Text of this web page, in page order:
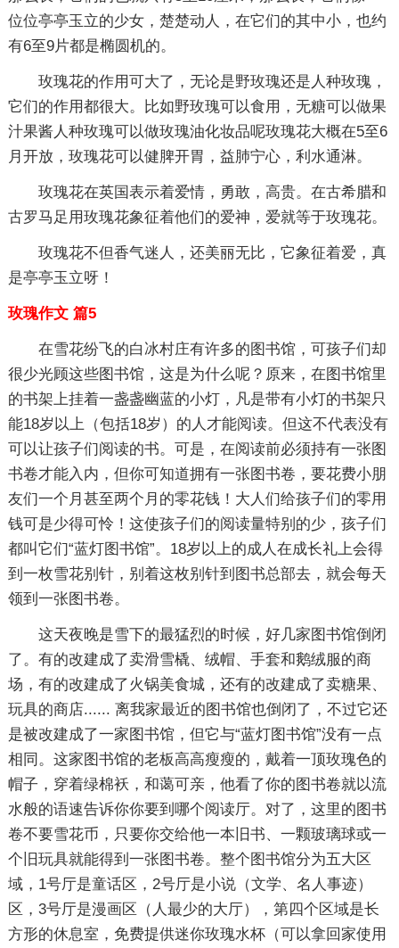
位位亭亭玉立的少女，楚楚动人，在它们的其中小，也约
有6至9片都是椭圆机的。
玫瑰花的作用可大了，无论是野玫瑰还是人种玫瑰，
它们的作用都很大。比如野玫瑰可以食用，无糖可以做果
汁果酱人种玫瑰可以做玫瑰油化妆品呢玫瑰花大概在5至6
月开放，玫瑰花可以健脾开胃，益肺宁心，利水通淋。
玫瑰花在英国表示着爱情，勇敢，高贵。在古希腊和
古罗马足用玫瑰花象征着他们的爱神，爱就等于玫瑰花。
玫瑰花不但香气迷人，还美丽无比，它象征着爱，真
是亭亭玉立呀！
玫瑰作文 篇5
在雪花纷飞的白冰村庄有许多的图书馆，可孩子们却
很少光顾这些图书馆，这是为什么呢？原来，在图书馆里
的书架上挂着一盏盏幽蓝的小灯，凡是带有小灯的书架只
能18岁以上（包括18岁）的人才能阅读。但这不代表没有
可以让孩子们阅读的书。可是，在阅读前必须持有一张图
书卷才能入内，但你可知道拥有一张图书卷，要花费小朋
友们一个月甚至两个月的零花钱！大人们给孩子们的零用
钱可是少得可怜！这使孩子们的阅读量特别的少，孩子们
都叫它们“蓝灯图书馆”。18岁以上的成人在成长礼上会得
到一枚雪花别针，别着这枚别针到图书总部去，就会每天
领到一张图书卷。
这天夜晚是雪下的最猛烈的时候，好几家图书馆倒闭
了。有的改建成了卖滑雪橇、绒帽、手套和鹅绒服的商
场，有的改建成了火锅美食城，还有的改建成了卖糖果、
玩具的商店...... 离我家最近的图书馆也倒闭了，不过它还
是被改建成了一家图书馆，但它与“蓝灯图书馆”没有一点
相同。这家图书馆的老板高高瘦瘦的，戴着一顶玫瑰色的
帽子，穿着绿棉袄，和蔼可亲，他看了你的图书卷就以流
水般的语速告诉你你要到哪个阅读厅。对了，这里的图书
卷不要雪花币，只要你交给他一本旧书、一颗玻璃球或一
个旧玩具就能得到一张图书卷。整个图书馆分为五大区
域，1号厅是童话区，2号厅是小说（文学、名人事迹）
区，3号厅是漫画区（人最少的大厅），第四个区域是长
方形的休息室，免费提供迷你玫瑰水杯（可以拿回家使用